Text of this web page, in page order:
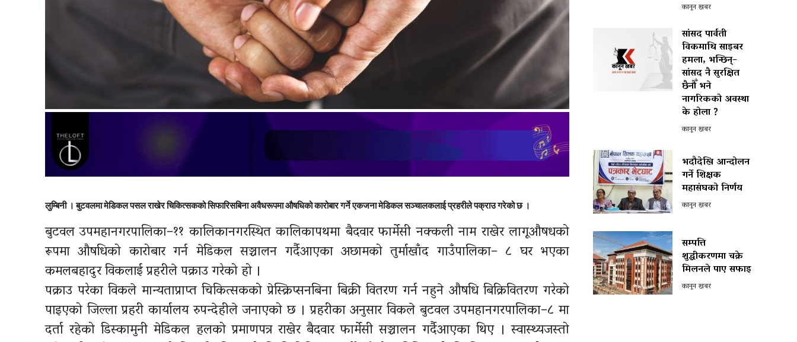
लुम्बिनी । बुटवलमा मेडिकल पसल राखेर चिकित्सकको सिफारिसबिना अवैधरूपमा औषधिको कारोबार गर्ने एकजना मेडिकल सञ्चालकलाई प्रहरीले पक्राउ गरेको छ ।
बुटवल उपमहानगरपालिका–११ कालिकानगरस्थित कालिकापथमा बैदवार फार्मेसी नक्कली नाम राखेर लागूऔषधको
रूपमा औषधिको कारोबार गर्न मेडिकल सञ्चालन गर्दैआएका अछामको तुर्माखाँद गाउँपालिका– ८ घर भएका
कमलबहादुर विकलाई प्रहरीले पक्राउ गरेको हो ।
पक्राउ परेका विकले मान्यताप्राप्त चिकित्सकको प्रेस्क्रिप्सनबिना बिक्री वितरण गर्न नहुने औषधि बिक्रिवितरण गरेको
पाइएको जिल्ला प्रहरी कार्यालय रुपन्देहीले जनाएको छ । प्रहरीका अनुसार विकले बुटवल उपमहानगरपालिका–८ मा
दर्ता रहेको डिस्कामुनी मेडिकल हलको प्रमाणपत्र राखेर बैदवार फार्मेसी सञ्चालन गर्दैआएका थिए । स्वास्थ्यजस्तो
कानून खबर
सांसद पार्वती
विकमाथि साइबर
हमला, भन्छिन्–
सांसद नै सुरक्षित
छैनौँ भने
नागरिकको अवस्था
के होला ?
कानून खबर
भदौदेखि आन्दोलन
गर्ने शिक्षक
महासंघको निर्णय
कानून खबर
सम्पत्ति
शुद्धीकरणमा चक्रे
मिलनले पाए सफाइ
कानून खबर